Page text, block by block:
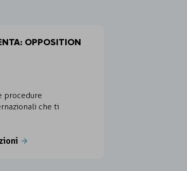
OPPOSITION
procedure
che ti